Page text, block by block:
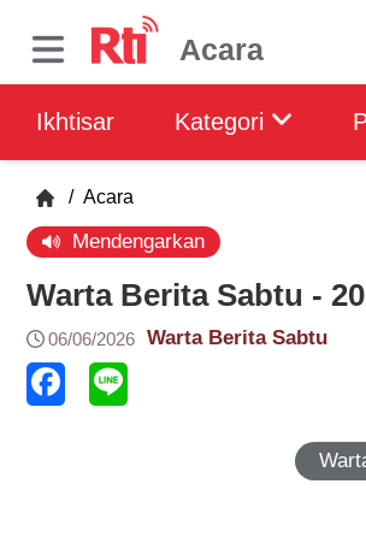
Acara
Ikhtisar Kategori
/ Acara
Mendengarkan
Warta Berita Sabtu -
06/06/2026 Warta Berita Sabtu